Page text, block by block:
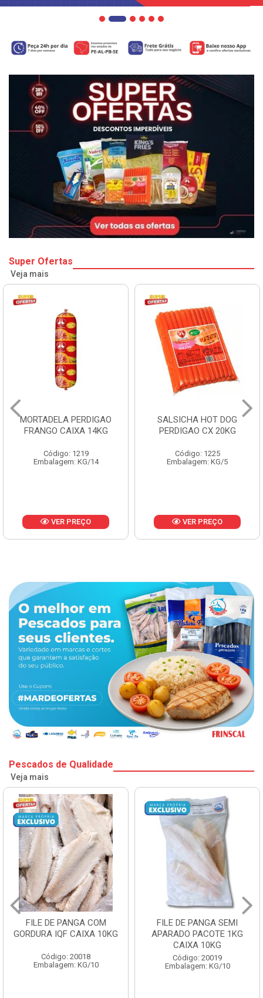
Super Ofertas
Veja mais
MORTADELA PERDIGAO
FRANGO CAIXA 14KG
Código: 1219
Embalagem: KG/14
VER PREÇO
SALSICHA HOT DOG
PERDIGAO CX 20KG
Código: 1225
Embalagem: KG/5
VER PREÇO
Pescados de Qualidade
Veja mais
FILE DE PANGA SEMI
APARADO PACOTE 1KG
Código: 20019
Embalagem: KG/10
POLACA DESFIADA
PESCAMARES PCT5KG
CX10KG
Código: 20161
Embalagem: KG/10